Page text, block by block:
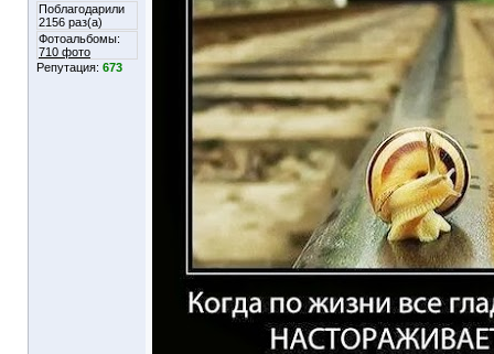
Поблагодарили
2156 раз(а)
Фотоальбомы:
710 фото
Репутация: 673